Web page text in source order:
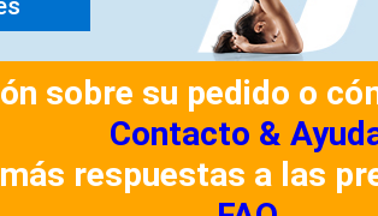
sobre su pedido o
Contacto &
respuestas a las